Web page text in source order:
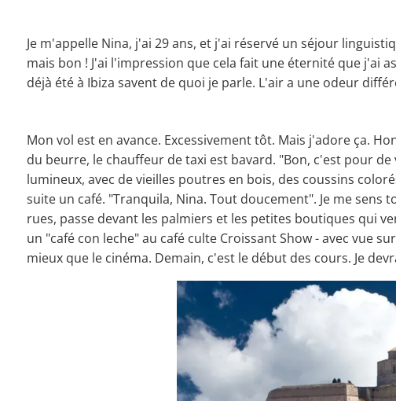
Je m'appelle Nina, j'ai 29 ans, et j'ai réservé un séjour
mais bon ! J'ai l'impression que cela fait une éternité que j'ai
déjà été à Ibiza savent de quoi je parle. L'air a une odeur
Mon vol est en avance. Excessivement tôt. Mais j'adore ça.
du beurre, le chauffeur de taxi est bavard. "Bon, c'est pour
lumineux, avec de vieilles poutres en bois, des coussins
suite un café. "Tranquila, Nina. Tout doucement". Je me sens
rues, passe devant les palmiers et les petites boutiques qui
un "café con leche" au café culte Croissant Show - avec vue
mieux que le cinéma. Demain, c'est le début des cours. Je